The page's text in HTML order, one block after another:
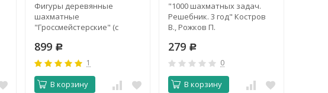
Фигуры деревянные
шахматные
"Гроссмейстерские" (с
899 Р
1
В корзину
"1000 шахматных задач.
Решебник. 3 год" Костров
В., Рожков П.
279 Р
0
В корзину